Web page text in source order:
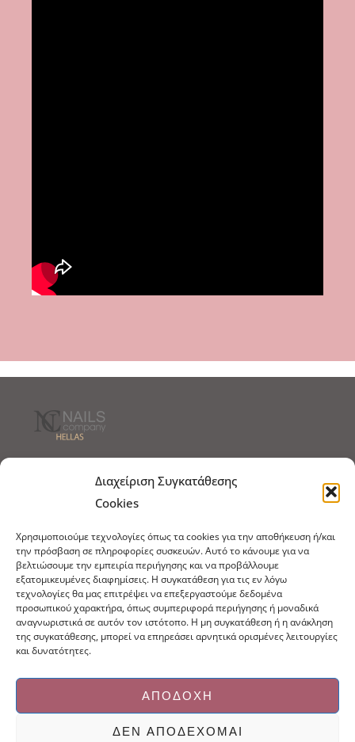
Διαχείριση Συγκατάθεσης
Cookies
Χρησιμοποιούμε τεχνολογίες όπως τα cookies για την αποθήκευση ή/και
την πρόσβαση σε πληροφορίες συσκευών. Αυτό το κάνουμε για να
βελτιώσουμε την εμπειρία περιήγησης και να προβάλλουμε
εξατομικευμένες διαφημίσεις. Η συγκατάθεση για τις εν λόγω
τεχνολογίες θα μας επιτρέψει να επεξεργαστούμε δεδομένα
προσωπικού χαρακτήρα, όπως συμπεριφορά περιήγησης ή μοναδικά
αναγνωριστικά σε αυτόν τον ιστότοπο. Η μη συγκατάθεση ή η ανάκληση
της συγκατάθεσης, μπορεί να επηρεάσει αρνητικά ορισμένες λειτουργίες
και δυνατότητες.
ΑΠΟΔΟΧΉ
ΔΕΝ ΑΠΟΔΈΧΟΜΑΙ
Τρόποι Παραγγελίας
Πολιτική Cookies
Εμπόριο Ειδών Ονυχοπλαστικής, Καλλωπισμού
άκρων και αξεσουάρ
τηλ: 213-0415386
info@ncnails.gr